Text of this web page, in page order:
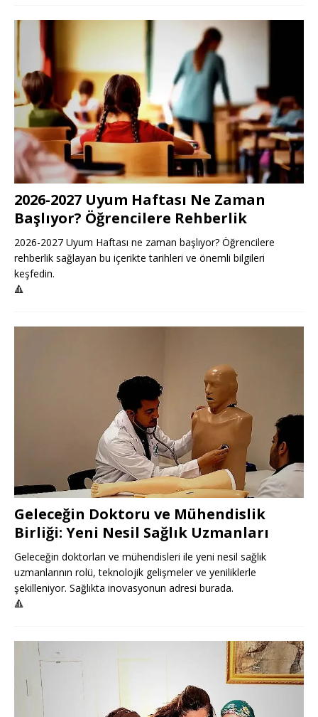
2026-2027 Uyum Haftası Ne Zaman
Başlıyor? Öğrencilere Rehberlik
2026-2027 Uyum Haftası ne zaman başlıyor? Öğrencilere
rehberlik sağlayan bu içerikte tarihleri ve önemli bilgileri
keşfedin.
🔺
Geleceğin Doktoru ve Mühendislik
Birliği: Yeni Nesil Sağlık Uzmanları
Geleceğin doktorları ve mühendisleri ile yeni nesil sağlık
uzmanlarının rolü, teknolojik gelişmeler ve yeniliklerle
şekilleniyor. Sağlıkta inovasyonun adresi burada.
🔺